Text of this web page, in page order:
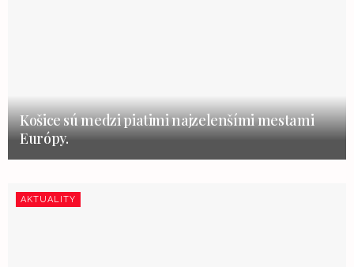
Košice sú medzi piatimi najzelenšími mestami
Európy.
AKTUALITY